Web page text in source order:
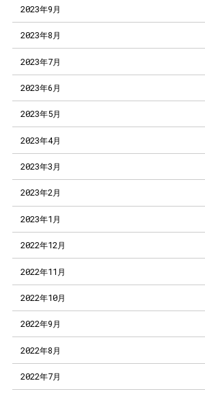
2023年9月
2023年8月
2023年7月
2023年6月
2023年5月
2023年4月
2023年3月
2023年2月
2023年1月
2022年12月
2022年11月
2022年10月
2022年9月
2022年8月
2022年7月